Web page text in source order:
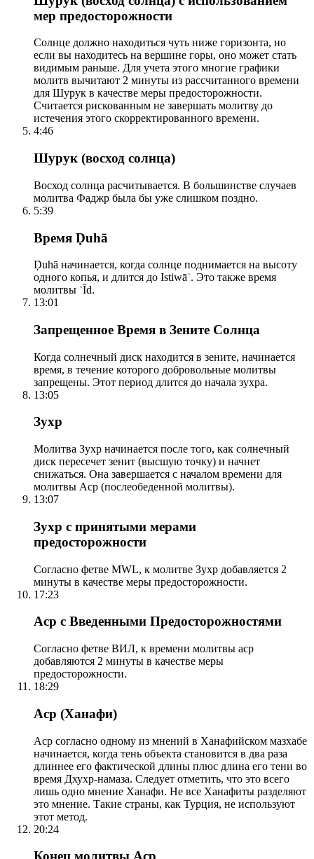
мер предосторожности
Солнце должно находиться чуть ниже горизонта, но
если вы находитесь на вершине горы, оно может стать
видимым раньше. Для учета этого многие графики
молитв вычитают 2 минуты из рассчитанного времени
для Шурук в качестве меры предосторожности.
Считается рискованным не завершать молитву до
истечения этого скорректированного времени.
4:46
Шурук (восход солнца)
Восход солнца расчитывается. В большинстве случаев
молитва Фаджр была бы уже слишком поздно.
5:39
Время Ḍuhā
Ḍuhā начинается, когда солнце поднимается на высоту
одного копья, и длится до Istiwāʾ. Это также время
молитвы ʿĪd.
13:01
Запрещенное Время в Зените Солнца
Когда солнечный диск находится в зените, начинается
время, в течение которого добровольные молитвы
запрещены. Этот период длится до начала зухра.
13:05
Зухр
Молитва Зухр начинается после того, как солнечный
диск пересечет зенит (высшую точку) и начнет
снижаться. Она завершается с началом времени для
молитвы Аср (послеобеденной молитвы).
13:07
Зухр с принятыми мерами
предосторожности
Согласно фетве MWL, к молитве Зухр добавляется 2
минуты в качестве меры предосторожности.
17:23
Аср с Введенными Предосторожностями
Согласно фетве ВИЛ, к времени молитвы аср
добавляются 2 минуты в качестве меры
предосторожности.
18:29
Аср (Ханафи)
Аср согласно одному из мнений в Ханафийском мазхабе
начинается, когда тень объекта становится в два раза
длиннее его фактической длины плюс длина его тени во
время Дхухр-намаза. Следует отметить, что это всего
лишь одно мнение Ханафи. Не все Ханафиты разделяют
это мнение. Такие страны, как Турция, не используют
этот метод.
20:24
Конец молитвы Аср